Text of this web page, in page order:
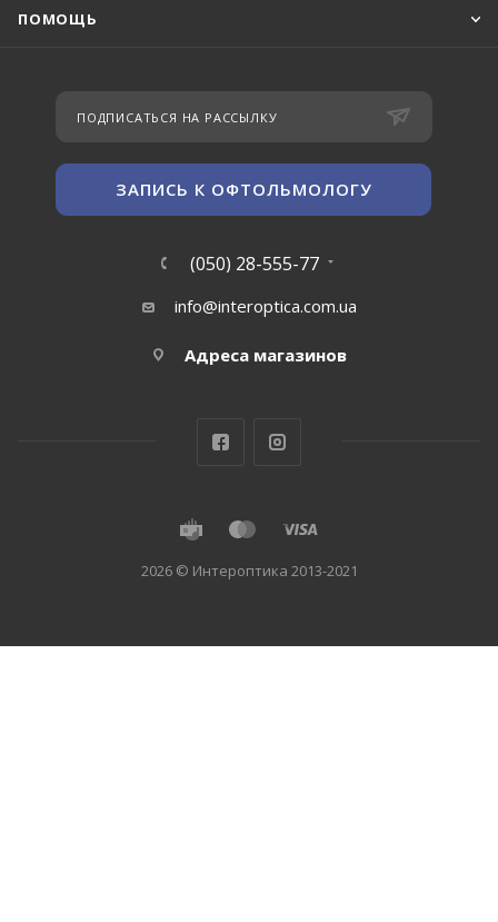
ПОМОЩЬ
ПОДПИСАТЬСЯ НА РАССЫЛКУ
ЗАПИСЬ К ОФТОЛЬМОЛОГУ
(050) 28-555-77
info@interoptica.com.ua
Адреса магазинов
2026 © Интероптика 2013-2021